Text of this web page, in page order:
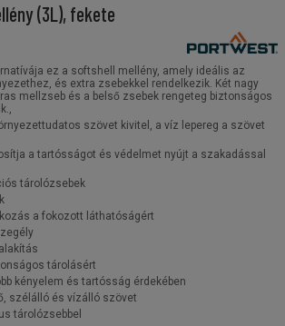
(3L), fekete
ez a softshell mellény, amely ideális az
és extra zsebekkel rendelkezik. Két nagy
mellzseb és a belső zsebek rengeteg biztonságos
szövet kivitel, a víz lepereg a szövet
a tartósságot és védelmet nyújt a szakadással
tárolózsebek
a fokozott láthatóságért
tárolásért
kényelem és tartósság érdekében
szélálló és vízálló szövet
tárolózsebbel